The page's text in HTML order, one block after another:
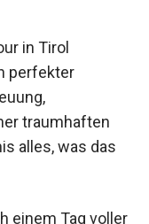
in Tirol
perfekter
traumhaften
alles, was das